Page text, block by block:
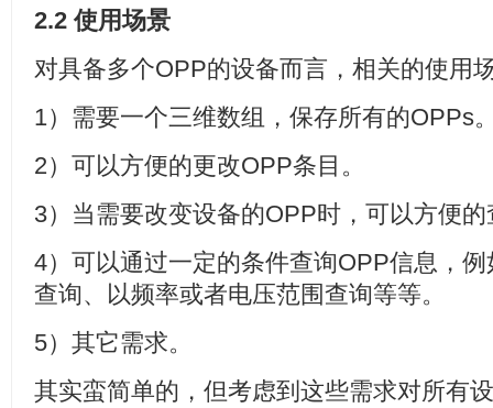
2.2 使用场景
对具备多个OPP的设备而言，相关的使用
1）需要一个三维数组，保存所有的OPPs
2）可以方便的更改OPP条目。
3）当需要改变设备的OPP时，可以方便
4）可以通过一定的条件查询OPP信息，
查询、以频率或者电压范围查询等等。
5）其它需求。
其实蛮简单的，但考虑到这些需求对所有